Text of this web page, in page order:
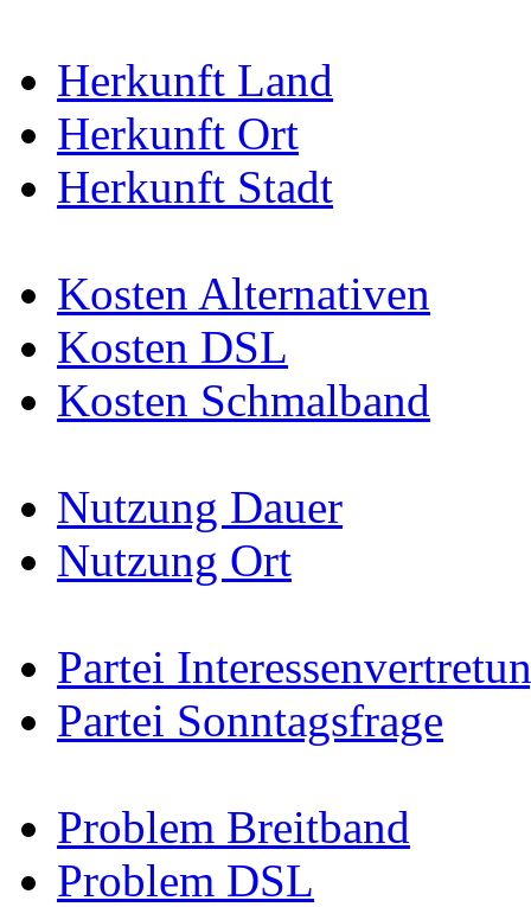
Herkunft Land
Herkunft Ort
Herkunft Stadt
Kosten Alternativen
Kosten DSL
Kosten Schmalband
Nutzung Dauer
Nutzung Ort
Partei
Partei Sonntagsfrage
Problem Breitband
Problem DSL